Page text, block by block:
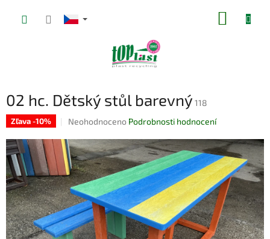
02 hc. Dětský stůl barevný 118
Zľava -10%
Průměrné
produktu
je
0,0
z
5
hvězdiček.
Neohodnoceno Podrobnosti hodnocení